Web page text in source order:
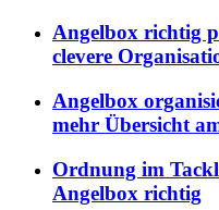
Angelbox richtig
clevere
Angelbox
mehr Übersicht
Ordnung im
Angelbox richtig